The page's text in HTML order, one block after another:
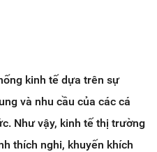
kinh tế dựa trên sự
và nhu cầu của các cá
Như vậy, kinh tế thị trường
thích nghi, khuyến khích